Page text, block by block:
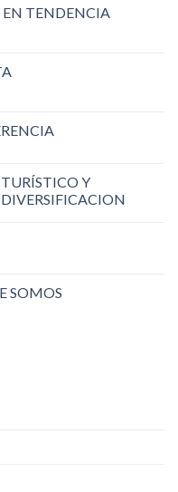
EN TENDENCIA
Y
SOMOS